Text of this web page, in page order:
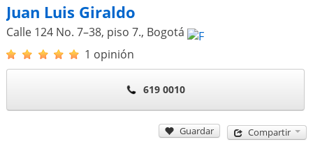
Juan Luis Giraldo
Calle 124 No. 7–38, piso 7., Bogotá
1 opinión
619 0010
Guardar Compartir